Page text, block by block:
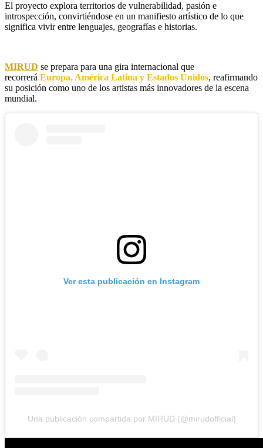
El proyecto explora territorios de vulnerabilidad, pasión e
introspección, convirtiéndose en un manifiesto artístico de lo que
significa vivir entre lenguajes, geografías e historias.
MIRUD se prepara para una gira internacional que
recorrerá Europa, América Latina y Estados Unidos, reafirmando
su posición como uno de los artistas más innovadores de la escena
mundial.
Ver esta publicación en Instagram
Una publicación compartida por MIRUD (@mirudofficial)